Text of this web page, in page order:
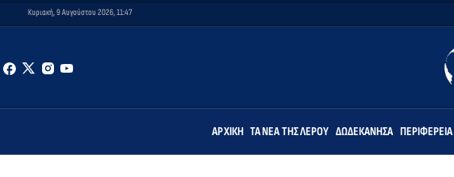
Κυριακή, 9 Αυγούστου 2026, 11:47
ΑΡΧΙΚΉ ΤΑ ΝΈΑ ΤΗΣ ΛΈΡΟΥ ΔΩΔΕΚΆΝΗΣΑ ΠΕΡΙΦΈΡΕΙΑ